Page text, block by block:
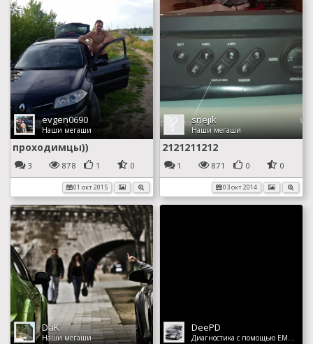
evgen0690
Наши мегаши
проходимцы))
3 878 1 0
01 окт 2015
snejik
Наши мегаши
2121211212
1 871 0 0
03 окт 2014
DaK
Наши мегаши
DeePD
Диагностика с помощью EML327